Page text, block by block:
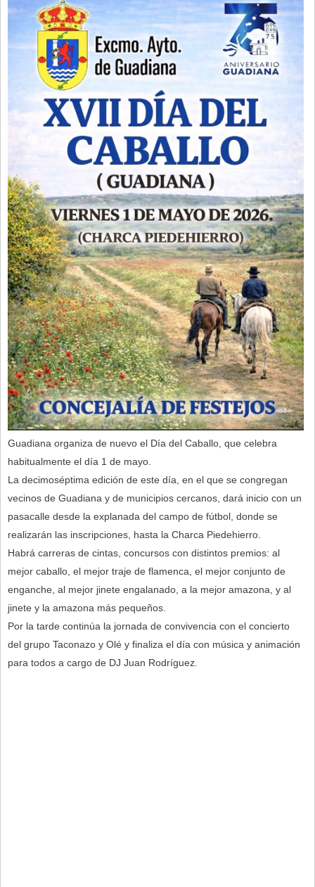
Guadiana organiza de nuevo el Día del Caballo, que celebra
habitualmente el día 1 de mayo.
La decimoséptima edición de este día, en el que se congregan
vecinos de Guadiana y de municipios cercanos, dará inicio con un
pasacalle desde la explanada del campo de fútbol, donde se
realizarán las inscripciones, hasta la Charca Piedehierro.
Habrá carreras de cintas, concursos con distintos premios: al
mejor caballo, el mejor traje de flamenca, el mejor conjunto de
enganche, al mejor jinete engalanado, a la mejor amazona, y al
jinete y la amazona más pequeños.
Por la tarde continúa la jornada de convivencia con el concierto
del grupo Taconazo y Olé y finaliza el día con música y animación
para todos a cargo de DJ Juan Rodríguez.